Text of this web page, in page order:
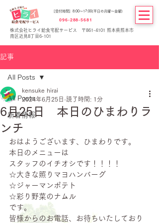
[受付時間] 8:00～17:00(平日の月曜～金曜)
096-288-5681
株式会社ヒライ給食宅配サービス 〒861-4101 熊本県熊本市
南区近見8丁目6-101
記事
All Posts
新着情報
All Posts
6月25日 本日のひまわりラ
ンチ
kensuke hirai
2024年6月25日 読了時間: 1分
おはようございます、ひまわりです。
本日のメニューは
スタッフのイチオシです！！！！
☆大きな照りマヨハンバーグ
☆ジャーマンポテト
☆彩り野菜のナムル
です。
皆様からのお電話、お待ちいたしており